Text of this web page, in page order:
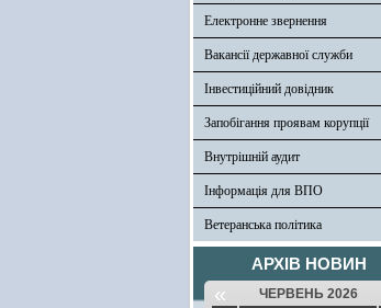
Електронне звернення
Вакансії державної служби
Інвестиційний довідник
Запобігання проявам корупції
Внутрішній аудит
Інформація для ВПО
Ветеранська політика
АРХІВ НОВИН
« ЧЕРВЕНЬ 2026